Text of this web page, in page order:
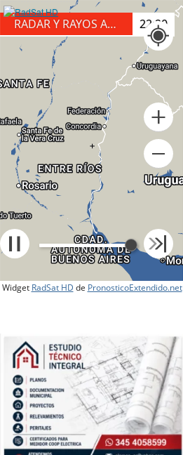
RADAR Y RAYOS A TIERRA 22:20
+
Widget RadSat HD de PronosticoExtendido.net